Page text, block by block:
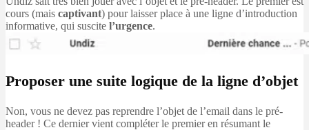
cours (mais captivant) pour laisser place à une ligne d’introduction
informative, qui suscite l’urgence.
Proposer une suite logique de la ligne d’objet
Non, vous ne devez pas reprendre l’objet de l’email dans le pré-
header ! Ce dernier vient compléter le premier en résumant le